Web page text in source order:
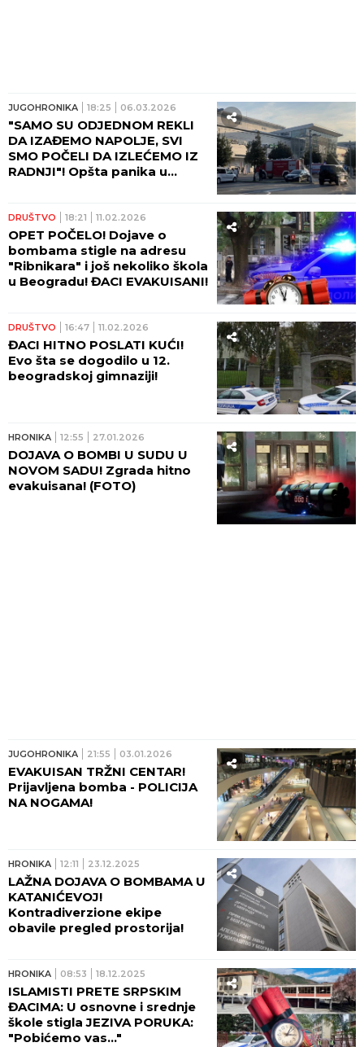
JUGOHRONIKA 18:25 06.03.2026
"SAMO SU ODJEDNOM REKLI
DA IZAĐEMO NAPOLJE, SVI
SMO POČELI DA IZLEĆEMO IZ
RADNJI"! Opšta panika u
(FOTO)
DRUŠTVO 18:21 11.02.2026
OPET POČELO! Dojave o
bombama stigle na adresu
"Ribnikara" i još nekoliko škola
u Beogradu! ĐACI EVAKUISANI!
DRUŠTVO 16:47 11.02.2026
ĐACI HITNO POSLATI KUĆI!
Evo šta se dogodilo u 12.
beogradskoj gimnaziji!
HRONIKA 12:55 27.01.2026
DOJAVA O BOMBI U SUDU U
NOVOM SADU! Zgrada hitno
evakuisana! (FOTO)
JUGOHRONIKA 21:55 03.01.2026
EVAKUISAN TRŽNI CENTAR!
Prijavljena bomba - POLICIJA
NA NOGAMA!
HRONIKA 12:11 23.12.2025
LAŽNA DOJAVA O BOMBAMA U
KATANIĆEVOJ!
Kontradiverzione ekipe
obavile pregled prostorija!
HRONIKA 08:53 18.12.2025
ISLAMISTI PRETE SRPSKIM
ĐACIMA: U osnovne i srednje
škole stigla JEZIVA PORUKA:
"Pobićemo vas..."